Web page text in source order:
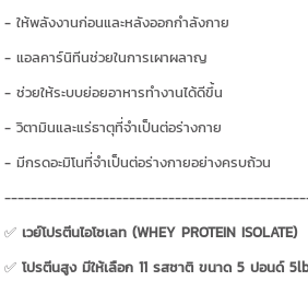
- ให้พลังงานก่อนและหลังออกกำลังกาย
- แอลคาร์นิทีนช่วยในการเผาผลาญ
- ช่วยให้ระบบย่อยอาหารทำงานได้ดีขึ้น
- วิตามินและแร่ธาตุที่จำเป็นต่อร่างกาย
- มีกรดอะมิโนที่จำเป็นต่อร่างกายอย่างครบถ้วน
✅เวย์โปรตีนไอโซเลท (WHEY PROTEIN ISOLATE)
✅โปรตีนสูง มีให้เลือก 11 รสชาติ ขนาด 5 ปอนด์